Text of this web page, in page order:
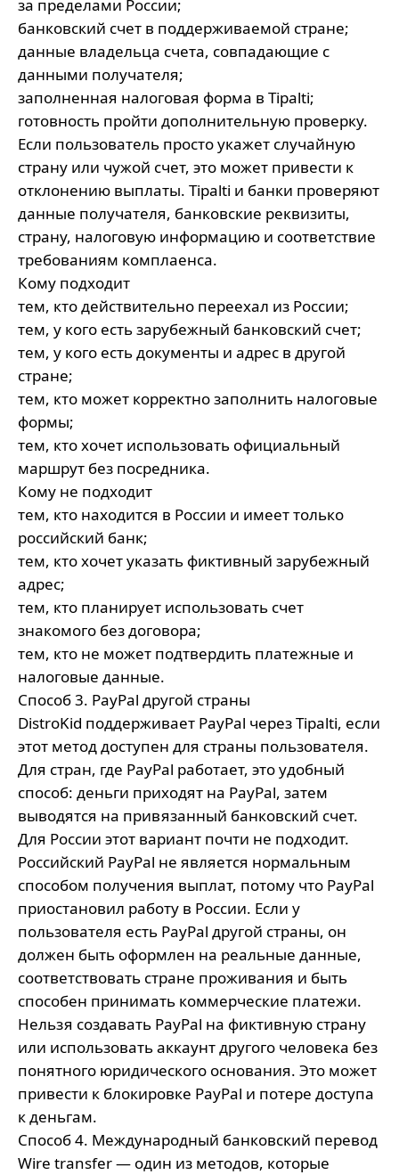
за пределами России;
банковский счет в поддерживаемой стране;
данные владельца счета, совпадающие с
данными получателя;
заполненная налоговая форма в Tipalti;
готовность пройти дополнительную проверку.
Если пользователь просто укажет случайную
страну или чужой счет, это может привести к
отклонению выплаты. Tipalti и банки проверяют
данные получателя, банковские реквизиты,
страну, налоговую информацию и соответствие
требованиям комплаенса.
Кому подходит
тем, кто действительно переехал из России;
тем, у кого есть зарубежный банковский счет;
тем, у кого есть документы и адрес в другой
стране;
тем, кто может корректно заполнить налоговые
формы;
тем, кто хочет использовать официальный
маршрут без посредника.
Кому не подходит
тем, кто находится в России и имеет только
российский банк;
тем, кто хочет указать фиктивный зарубежный
адрес;
тем, кто планирует использовать счет
знакомого без договора;
тем, кто не может подтвердить платежные и
налоговые данные.
Способ 3. PayPal другой страны
DistroKid поддерживает PayPal через Tipalti, если
этот метод доступен для страны пользователя.
Для стран, где PayPal работает, это удобный
способ: деньги приходят на PayPal, затем
выводятся на привязанный банковский счет.
Для России этот вариант почти не подходит.
Российский PayPal не является нормальным
способом получения выплат, потому что PayPal
приостановил работу в России. Если у
пользователя есть PayPal другой страны, он
должен быть оформлен на реальные данные,
соответствовать стране проживания и быть
способен принимать коммерческие платежи.
Нельзя создавать PayPal на фиктивную страну
или использовать аккаунт другого человека без
понятного юридического основания. Это может
привести к блокировке PayPal и потере доступа
к деньгам.
Способ 4. Международный банковский перевод
Wire transfer — один из методов, которые